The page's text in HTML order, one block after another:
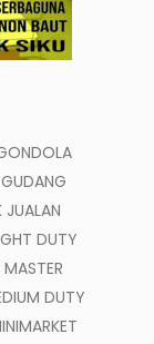
JUALAN
DUTY
MASTER
DUTY